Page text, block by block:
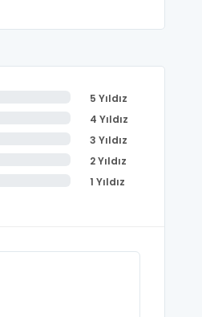
5 Yıldız
4 Yıldız
3 Yıldız
2 Yıldız
1 Yıldız